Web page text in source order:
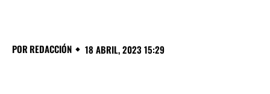
POR REDACCIÓN 18 ABRIL, 2023 15:29